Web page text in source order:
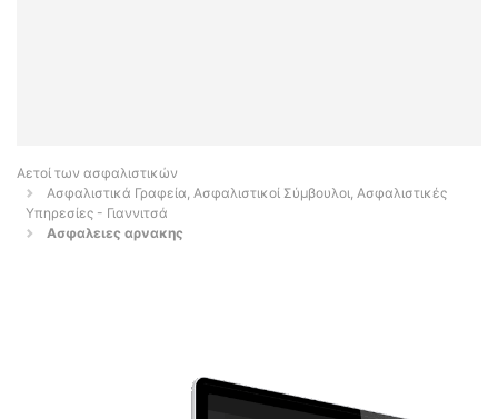
Αετοί των ασφαλιστικών
Ασφαλιστικά Γραφεία, Ασφαλιστικοί Σύμβουλοι, Ασφαλιστικές
Υπηρεσίες - Γιαννιτσά
Ασφαλειες αρνακης